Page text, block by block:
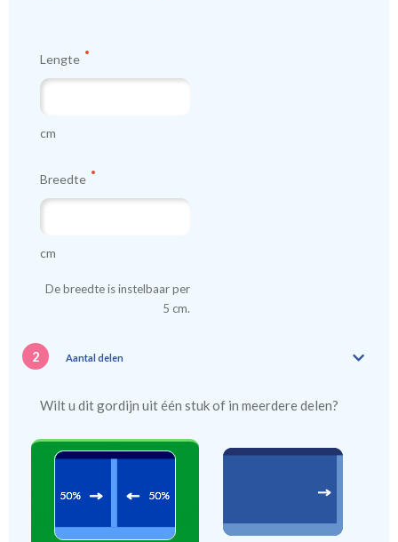
kindergordijnen voeren: een verschil van dag en nacht!
Lengte
cm
Breedte
cm
De breedte is instelbaar per
5 cm.
2 Aantal delen
Wilt u dit gordijn uit één stuk of in meerdere delen?